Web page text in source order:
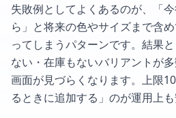
失敗例としてよくあるのが、「
ら」と将来の色やサイズまで含
ってしまうパターンです。結果
ない・在庫もないバリアントが
画面が見づらくなります。上限
るときに追加する」のが運用上も